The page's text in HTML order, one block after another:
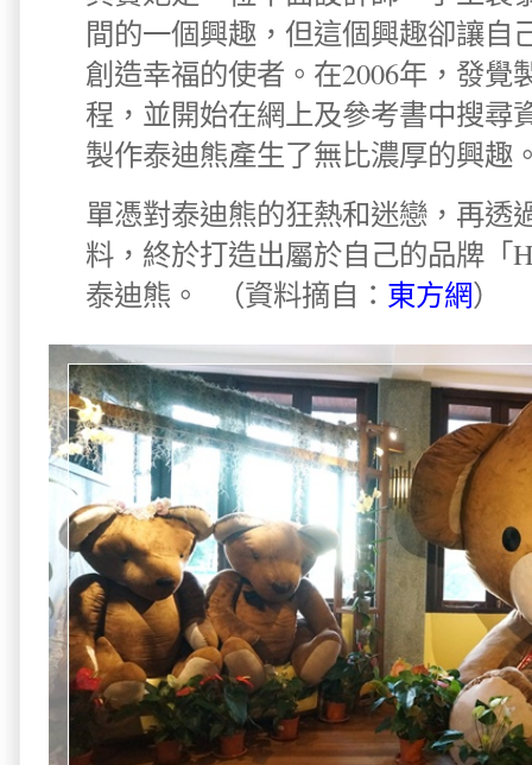
間的一個興趣，但這個興趣卻讓自
創造幸福的使者。在2006年，發覺
程，並開始在網上及參考書中搜尋
製作泰迪熊產生了無比濃厚的興趣
單憑對泰迪熊的狂熱和迷戀，再透
料，終於打造出屬於自己的品牌「
泰迪熊。 （資料摘自： 東方網）